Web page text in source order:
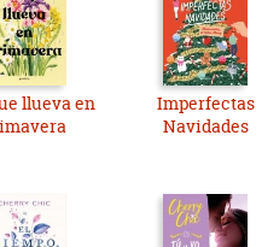
llueva en
Imperfectas
Navidades